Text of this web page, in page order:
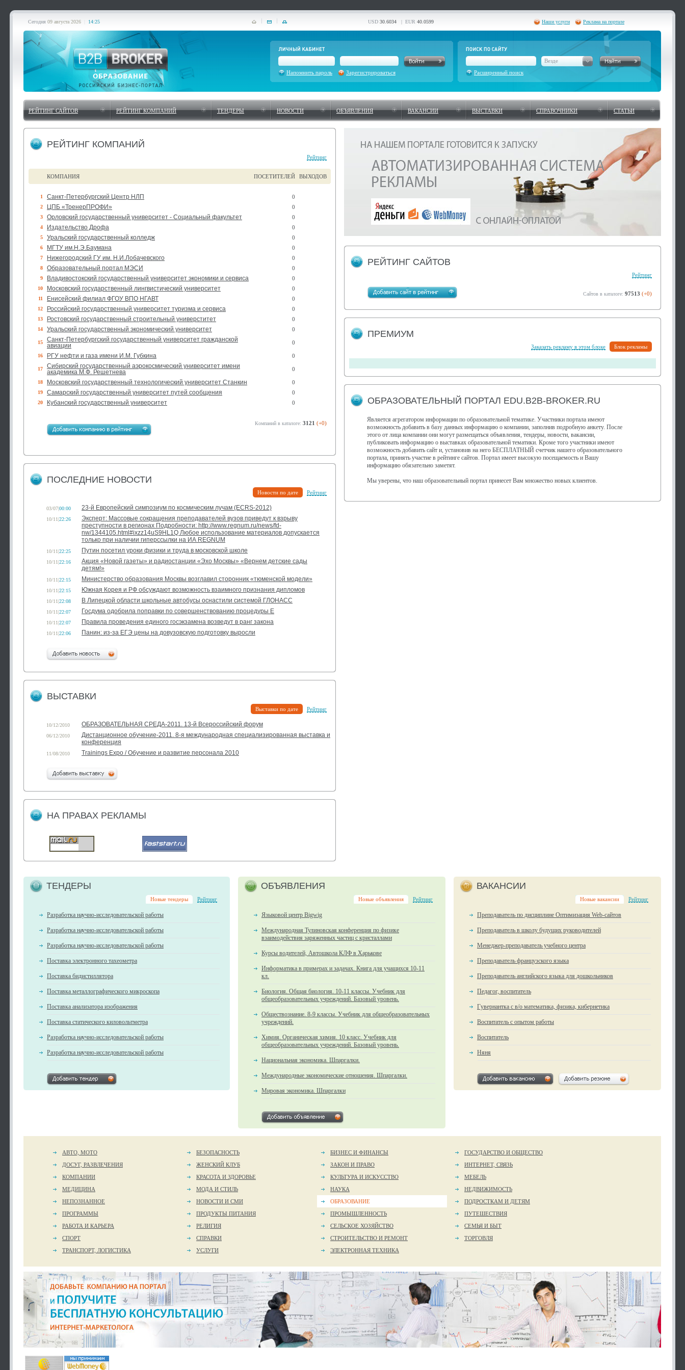
Сегодня 09 августа 2026 14:25 USD 30.6034 | EUR 40.0599 Наши услуги Реклама на портале
Напомнить пароль Зарегистрироваться
Везде
Расширенный поиск
РЕЙТИНГ САЙТОВ РЕЙТИНГ КОМПАНИЙ ТЕНДЕРЫ НОВОСТИ ОБЪЯВЛЕНИЯ ВАКАНСИИ ВЫСТАВКИ СПРАВОЧНИКИ СТАТЬИ
РЕЙТИНГ КОМПАНИЙ
Рейтинг
КОМПАНИЯ ПОСЕТИТЕЛЕЙ ВЫХОДОВ
1 Санкт-Петербургский Центр НЛП 0
2 ЦПБ «ТренерПРОФИ» 0
3 Орловский государственный университет - Социальный факультет 0
4 Издательство Дрофа 0
5 Уральский государственный колледж 0
6 МГТУ им.Н.Э.Баумана 0
7 Нижегородский ГУ им. Н.И.Лобачевского 0
8 Образовательный портал МЭСИ 0
9 Владивостокский государственный университет экономики и сервиса 0
10 Московский государственный лингвистический университет 0
11 Енисейский филиал ФГОУ ВПО НГАВТ 0
12 Российский государственный университет туризма и сервиса 0
13 Ростовский государственный строительный универститет 0
14 Уральский государственный экономический университет 0
15
Санкт-Петербургский государственный университет гражданской
авиации
0
16 РГУ нефти и газа имени И.М. Губкина 0
17
Сибирский государственный аэрокосмический университет имени
академика М.Ф. Решетнева
0
18 Московский государственный технологический университет Станкин 0
19 Самарский государственный университет путей сообщения 0
20 Кубанский государственный университет 0
Компаний в каталоге: 3121 (+0)
ПОСЛЕДНИЕ НОВОСТИ
Новости по дате Рейтинг
03/07|00:00 23-й Европейский симпозиум по космическим лучам (ECRS-2012)
10/11|22:26
Эксперт: Массовые сокращения преподавателей вузов приведут к взрыву
преступности в регионах Подробности: http://www.regnum.ru/news/fd-
nw/1344105.html#ixzz14uS9HL1Q Любое использование материалов допускается
только при наличии гиперссылки на ИА REGNUM
10/11|22:25 Путин посетил уроки физики и труда в московской школе
10/11|22:16
Акция «Новой газеты» и радиостанции «Эхо Москвы» «Вернем детские сады
детям!»
10/11|22:15 Министерство образования Москвы возглавил сторонник «тюменской модели»
10/11|22:15 Южная Корея и РФ обсуждают возможность взаимного признания дипломов
10/11|22:08 В Липецкой области школьные автобусы оснастили системой ГЛОНАСС
10/11|22:07 Госдума одобрила поправки по совершенствованию процедуры Е
10/11|22:07 Правила проведения единого госэкзамена возведут в ранг закона
10/11|22:06 Панин: из-за ЕГЭ цены на довузовскую подготовку выросли
ВЫСТАВКИ
Выставки по дате Рейтинг
10/12/2010 ОБРАЗОВАТЕЛЬНАЯ СРЕДА-2011. 13-й Всероссийский форум
06/12/2010
Дистанционное обучение-2011. 8-я международная специализированная выставка и
конференция
11/08/2010 Trainings Expo / Обучение и развитие персонала 2010
НА ПРАВАХ РЕКЛАМЫ
РЕЙТИНГ САЙТОВ
Рейтинг
Сайтов в каталоге: 97513 (+0)
ПРЕМИУМ
Заказать рекламу в этом блоке Блок рекламы
ОБРАЗОВАТЕЛЬНЫЙ ПОРТАЛ EDU.B2B-BROKER.RU
Является агрегатором информации по образовательной тематике. Участники портала имеют
возможность добавить в базу данных информацию о компании, заполнив подробную анкету. После
этого от лица компании они могут размещаться объявления, тендеры, новости, вакансии,
публиковать информацию о выставках образовательной тематики. Кроме того участники имеют
возможность добавить сайт и, установив на него БЕСПЛАТНЫЙ счетчик нашего образовательного
портала, принять участие в рейтинге сайтов. Портал имеет высокую посещаемость и Вашу
информацию обязательно заметят.
Мы уверены, что наш образовательный портал принесет Вам множество новых клиентов.
ТЕНДЕРЫ
Новые тендеры Рейтинг
Разработка научно-исследовательской работы
Разработка научно-исследовательской работы
Разработка научно-исследовательской работы
Поставка электронного тахеометра
Поставка бидистиллятора
Поставка металлографического микроскопа
Поставка анализатора изображения
Поставка статического киловольтметра
Разработка научно-исследовательской работы
Разработка научно-исследовательской работы
ОБЪЯВЛЕНИЯ
Новые объявления Рейтинг
Языковой центр Bigwig
Международная Тулиновская конференция по физике
взаимодействия заряженных частиц с кристаллами
Курсы водителей, Автошкола КЛФ в Харькове
Информатика в примерах и задачах. Книга для учащихся 10-11
кл.
Биология. Общая биология. 10-11 классы. Учебник для
общеобразовательных учреждений. Базовый уровень.
Обществознание. 8-9 классы. Учебник для общеобразовательных
учреждений.
Химия. Органическая химия. 10 класс. Учебник для
общеобразовательных учреждений. Базовый уровень.
Национальная экономика. Шпаргалки.
Международные экономические отношения. Шпаргалки.
Мировая экономика. Шпаргалки
ВАКАНСИИ
Новые вакансии Рейтинг
Преподаватель по дисциплине Оптимизация Web-сайтов
Преподаватель в школу будущих руководителей
Менеджер-преподаватель учебного центра
Преподаватель французского языка
Преподаватель английского языка для дошкольников
Педагог, воспитатель
Гувернантка с в/о математика, физика, кибернетика
Воспитатель с опытом работы
Воспитатель
Няня
АВТО, МОТО БЕЗОПАСНОСТЬ БИЗНЕС И ФИНАНСЫ
ГОСУДАРСТВО И ОБЩЕСТВО
ДОСУГ, РАЗВЛЕЧЕНИЯ
ЖЕНСКИЙ КЛУБ ЗАКОН И ПРАВО
ИНТЕРНЕТ, СВЯЗЬ
КОМПАНИИ
КРАСОТА И ЗДОРОВЬЕ КУЛЬТУРА И ИСКУССТВО
МЕБЕЛЬ
МЕДИЦИНА
МОДА И СТИЛЬ НАУКА
НЕДВИЖИМОСТЬ
НЕПОЗНАННОЕ
НОВОСТИ И СМИ ОБРАЗОВАНИЕ
ПОДРОСТКАМ И ДЕТЯМ
ПРОГРАММЫ
ПРОДУКТЫ ПИТАНИЯ ПРОМЫШЛЕННОСТЬ
ПУТЕШЕСТВИЯ
РАБОТА И КАРЬЕРА
РЕЛИГИЯ СЕЛЬСКОЕ ХОЗЯЙСТВО
СЕМЬЯ И БЫТ
СПОРТ
СПРАВКИ СТРОИТЕЛЬСТВО И РЕМОНТ
ТОРГОВЛЯ
ТРАНСПОРТ, ЛОГИСТИКА
УСЛУГИ ЭЛЕКТРОННАЯ ТЕХНИКА